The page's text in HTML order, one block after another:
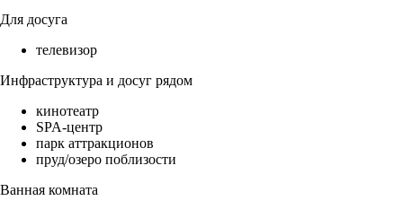
Для досуга
телевизор
Инфраструктура и досуг рядом
кинотеатр
SPA-центр
парк аттракционов
пруд/озеро поблизости
Ванная комната